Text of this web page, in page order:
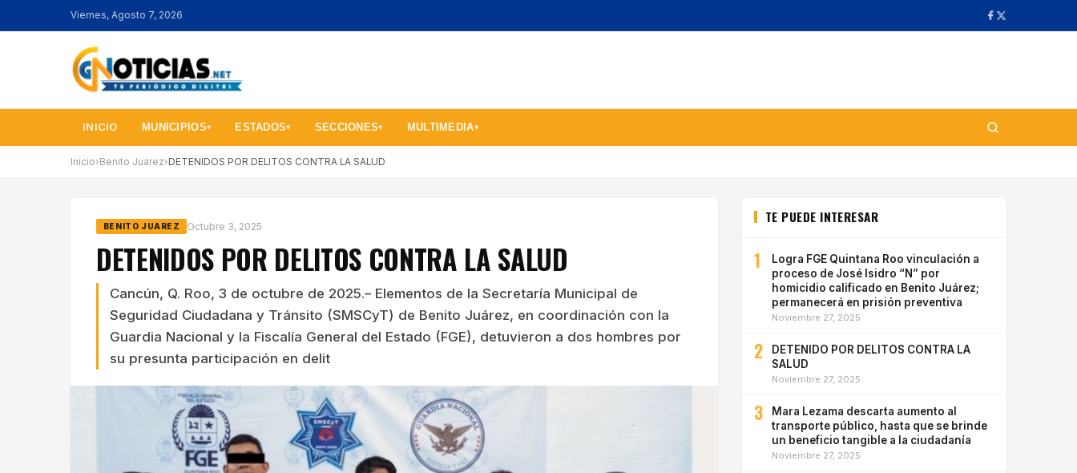
Viernes, Agosto 7, 2026
INICIO MUNICIPIOS▾ ESTADOS▾ SECCIONES▾ MULTIMEDIA▾
Inicio› Benito Juarez› DETENIDOS POR DELITOS CONTRA LA SALUD
BENITO JUAREZ Octubre 3, 2025
DETENIDOS POR DELITOS CONTRA LA SALUD
Cancún, Q. Roo, 3 de octubre de 2025.– Elementos de la Secretaría Municipal de
Seguridad Ciudadana y Tránsito (SMSCyT) de Benito Juárez, en coordinación con la
Guardia Nacional y la Fiscalía General del Estado (FGE), detuvieron a dos hombres por
su presunta participación en delit
TE PUEDE INTERESAR
1
Logra FGE Quintana Roo vinculación a
proceso de José Isidro “N” por
homicidio calificado en Benito Juárez;
permanecerá en prisión preventiva
Noviembre 27, 2025
2
DETENIDO POR DELITOS CONTRA LA
SALUD
Noviembre 27, 2025
3
Mara Lezama descarta aumento al
transporte público, hasta que se brinde
un beneficio tangible a la ciudadanía
Noviembre 27, 2025